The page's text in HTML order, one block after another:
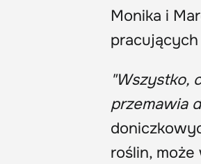
Monika i
"Wszystko,
przemawia
roślin,